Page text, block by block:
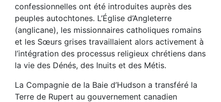
confessionnelles ont été introduites auprès des
peuples autochtones. L’Église d’Angleterre
(anglicane), les missionnaires catholiques romains
et les Sœurs grises travaillaient alors activement à
l’intégration des processus religieux chrétiens dans
la vie des Dénés, des Inuits et des Métis.
La Compagnie de la Baie d’Hudson a transféré la
Terre de Rupert au gouvernement canadien